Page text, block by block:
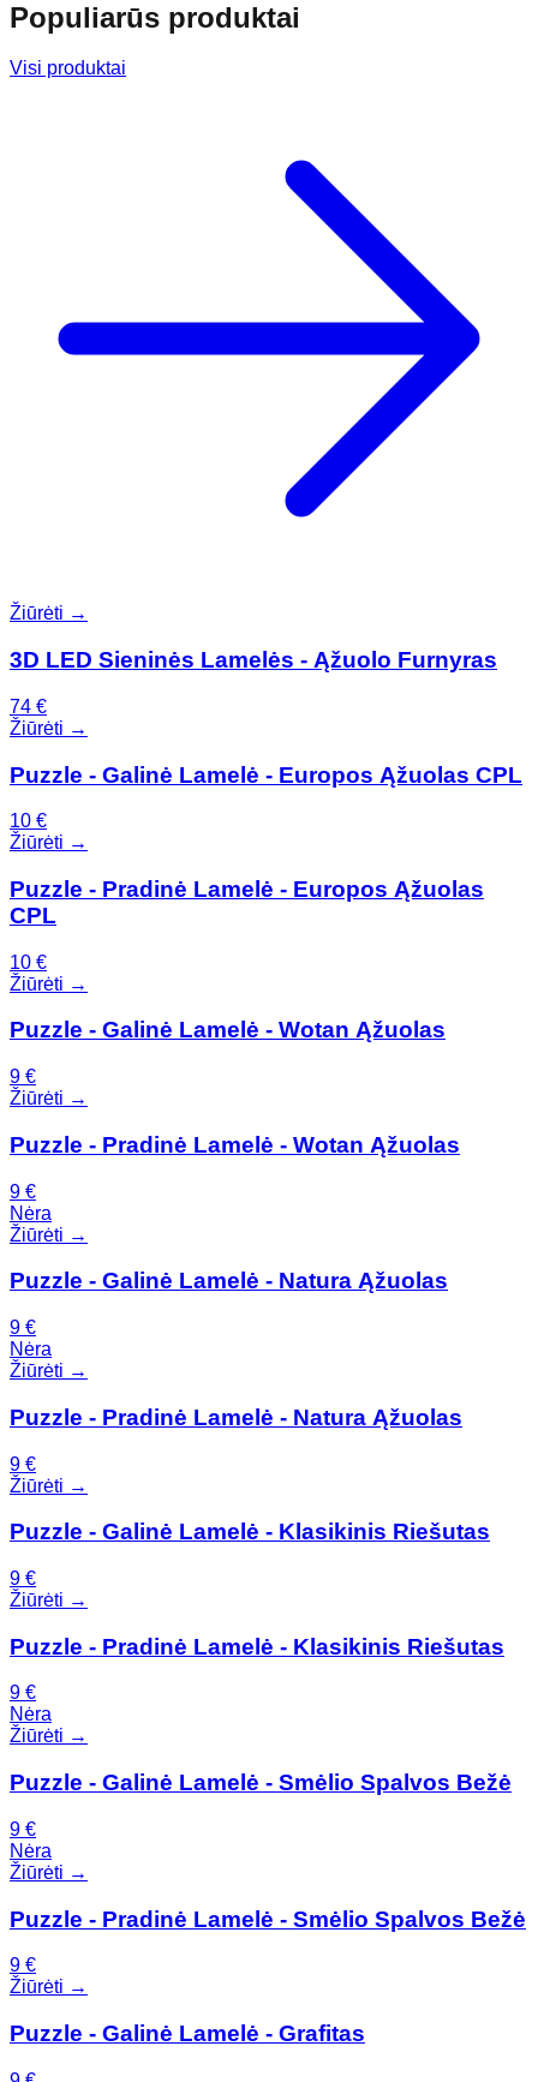
Populiarūs produktai
Visi produktai
Žiūrėti →
3D LED Sieninės Lamelės - Ąžuolo Furnyras
74 €
Žiūrėti →
Puzzle - Galinė Lamelė - Europos Ąžuolas CPL
10 €
Žiūrėti →
Puzzle - Pradinė Lamelė - Europos Ąžuolas
CPL
10 €
Žiūrėti →
Puzzle - Galinė Lamelė - Wotan Ąžuolas
9 €
Žiūrėti →
Puzzle - Pradinė Lamelė - Wotan Ąžuolas
9 €
Nėra
Žiūrėti →
Puzzle - Galinė Lamelė - Natura Ąžuolas
9 €
Nėra
Žiūrėti →
Puzzle - Pradinė Lamelė - Natura Ąžuolas
9 €
Žiūrėti →
Puzzle - Galinė Lamelė - Klasikinis Riešutas
9 €
Žiūrėti →
Puzzle - Pradinė Lamelė - Klasikinis Riešutas
9 €
Nėra
Žiūrėti →
Puzzle - Galinė Lamelė - Smėlio Spalvos Bežė
9 €
Nėra
Žiūrėti →
Puzzle - Pradinė Lamelė - Smėlio Spalvos Bežė
9 €
Žiūrėti →
Puzzle - Galinė Lamelė - Grafitas